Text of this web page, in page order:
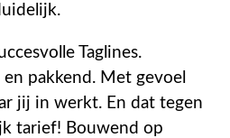
Taglines.
en pakkend. Met gevoel
jij in werkt. En dat tegen
tarief! Bouwend op